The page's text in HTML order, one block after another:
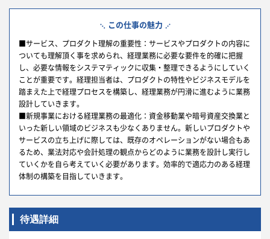
この仕事の魅力
■サービス、プロダクト理解の重要性：サービスやプロダクトの内容に
ついても理解頂く事を求められ、経理業務に必要な要件を的確に把握
し、必要な情報をシステマティックに収集・整理できるようにしていく
ことが重要です。経理担当者は、プロダクトの特性やビジネスモデルを
踏まえた上で経理プロセスを構築し、経理業務が円滑に進むように業務
設計していきます。
■新規事業における経理業務の最適化：資金移動業や暗号資産交換業と
いった新しい領域のビジネスも少なくありません。新しいプロダクトや
サービスの立ち上げに際しては、既存のオペレーションがない場合もあ
るため、業法対応や会計処理の観点からどのように業務を設計し実行し
ていくかを自ら考えていく必要があります。効率的で適応力のある経理
体制の構築を目指していきます。
待遇詳細